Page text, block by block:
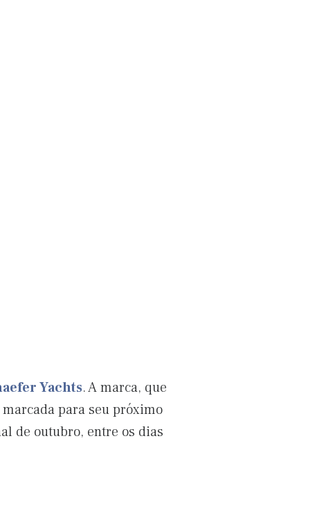
Yachts. A marca, que
para seu próximo
de outubro, entre os dias